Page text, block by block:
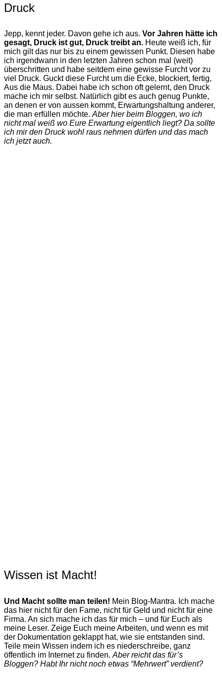
Druck
Jepp, kennt jeder. Davon gehe ich aus. Vor Jahren hätte ich
gesagt, Druck ist gut, Druck treibt an. Heute weiß ich, für
mich gilt das nur bis zu einem gewissen Punkt. Diesen habe
ich irgendwann in den letzten Jahren schon mal (weit)
überschritten und habe seitdem eine gewisse Furcht vor zu
viel Druck. Guckt diese Furcht um die Ecke, blockiert, fertig,
Aus die Maus. Dabei habe ich schon oft gelernt, den Druck
mache ich mir selbst. Natürlich gibt es auch genug Punkte,
an denen er von aussen kommt, Erwartungshaltung anderer,
die man erfüllen möchte.Aber hier beim Bloggen, wo ich
nicht mal weiß wo Eure Erwartung eigentlich liegt? Da sollte
ich mir den Druck wohl raus nehmen dürfen und das mach
ich jetzt auch.
Wissen ist Macht!
Und Macht sollte man teilen! Mein Blog-Mantra. Ich mache
das hier nicht für den Fame, nicht für Geld und nicht für eine
Firma. An sich mache ich das für mich – und für Euch als
meine Leser. Zeige Euch meine Arbeiten, und wenn es mit
der Dokumentation geklappt hat, wie sie entstanden sind.
Teile mein Wissen indem ich es niederschreibe, ganz
öffentlich im Internet zu finden. Aber reicht das für’s
Bloggen? Habt Ihr nicht noch etwas “Mehrwert” verdient?